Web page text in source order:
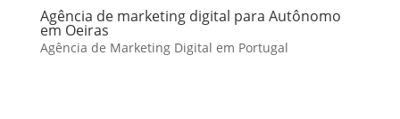
Agência de marketing digital para Autônomo
em Oeiras
Agência de Marketing Digital em Portugal